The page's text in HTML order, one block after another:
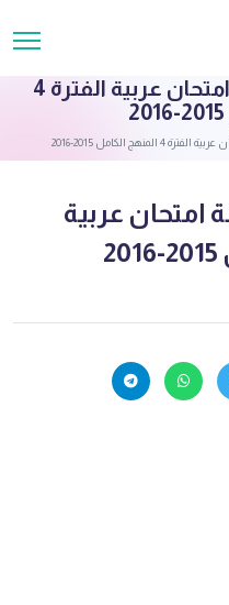
الصف الحادي عشر إجابة امتحان عربية الفترة 4
الكامل 2015-2016
امتحان عربية